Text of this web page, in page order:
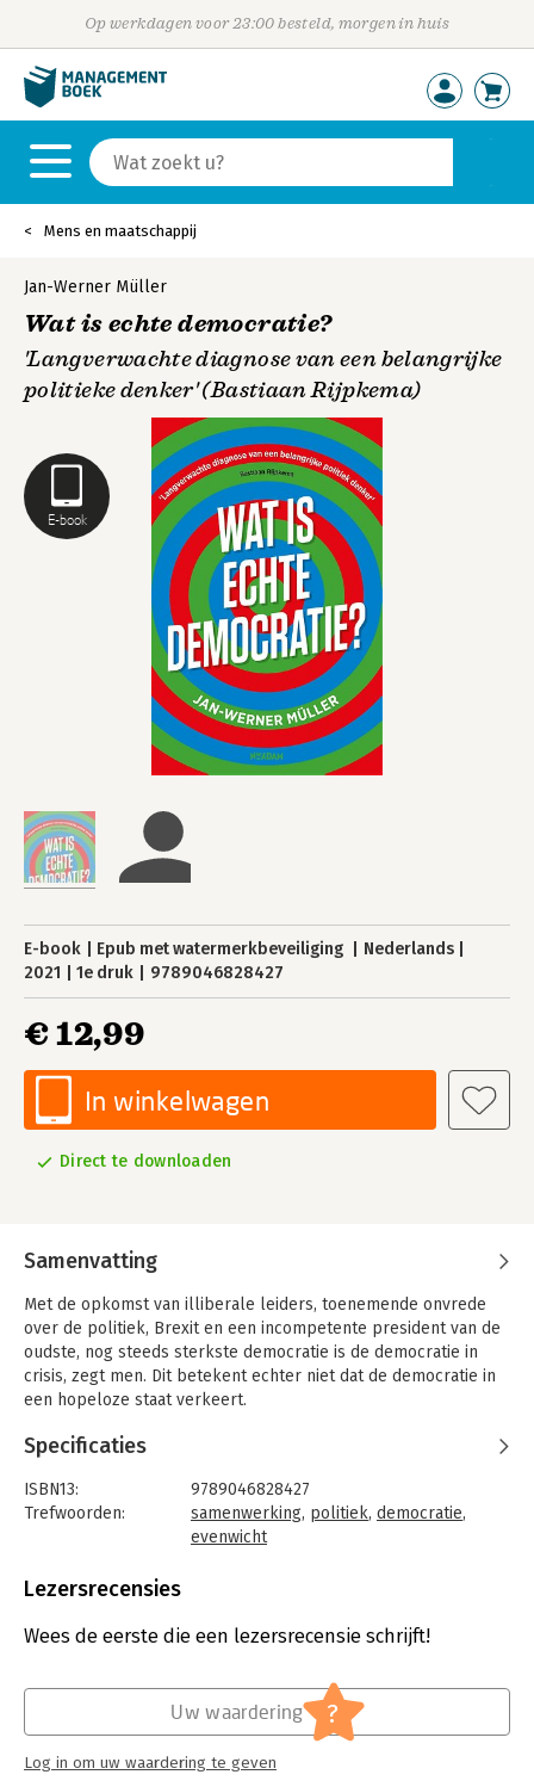
Op werkdagen voor 23:00 besteld, morgen in huis
Mens en maatschappij
E-book
Jan-Werner Müller
Wat is echte democratie?
'Langverwachte diagnose van een belangrijke
politieke denker' (Bastiaan Rijpkema)
E-book Epub met watermerkbeveiliging
Nederlands
2021
1e druk 9789046828427
€ 12,99
In winkelwagen
Direct te downloaden
Samenvatting
Met de opkomst van illiberale leiders, toenemende onvrede
over de politiek, Brexit en een incompetente president van de
oudste, nog steeds sterkste democratie is de democratie in
crisis, zegt men. Dit betekent echter niet dat de democratie in
een hopeloze staat verkeert.
van democratie zijn en stelt dat democratieën in staat moeten
effectief te functioneren zonder diepgaande verschillen te
onderdrukken en om onzekerheid te kunnen accepteren.
democratie. Daarmee vormt 'Wat is echte democratie?' een
tijdperk van big data en sociale vervreemding.
Specificaties
ISBN13:
9789046828427
Trefwoorden:
samenwerking, politiek, democratie,
evenwicht
Bindwijze:
Bestandsformaat:
epub
1
Verschijningsdatum:
Hoofdrubriek: Mens en maatschappij
Lezersrecensies
Wees de eerste die een lezersrecensie schrijft!
Uw waardering ?
Log in om uw waardering te geven